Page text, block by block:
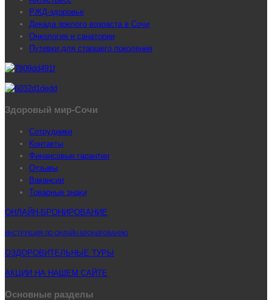
РЖД-здоровье
Декада зрелого возраста в Сочи
Онкология и санатории
Путевки для старшего поколения
Здоровый мир-Сочи
Сотрудники
Контакты
Финансовые гарантии
Отзывы
Вакансии
Товарные знаки
ОНЛАЙН-БРОНИРОВАНИЕ
ИНСТРУКЦИЯ ПО ОНЛАЙН-БРОНИРОВАНИЮ
ОЗДОРОВИТЕЛЬНЫЕ ТУРЫ
АКЦИИ НА НАШЕМ САЙТЕ
Основные разделы